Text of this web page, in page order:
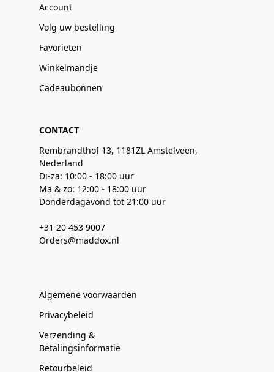
Account
Volg uw bestelling
Favorieten
Winkelmandje
Cadeaubonnen
CONTACT
Rembrandthof 13, 1181ZL Amstelveen,
Nederland
Di-za: 10:00 - 18:00 uur
Ma & zo: 12:00 - 18:00 uur
Donderdagavond tot 21:00 uur
+31 20 453 9007
Orders@maddox.nl
Algemene voorwaarden
Privacybeleid
Verzending &
Betalingsinformatie
Retourbeleid